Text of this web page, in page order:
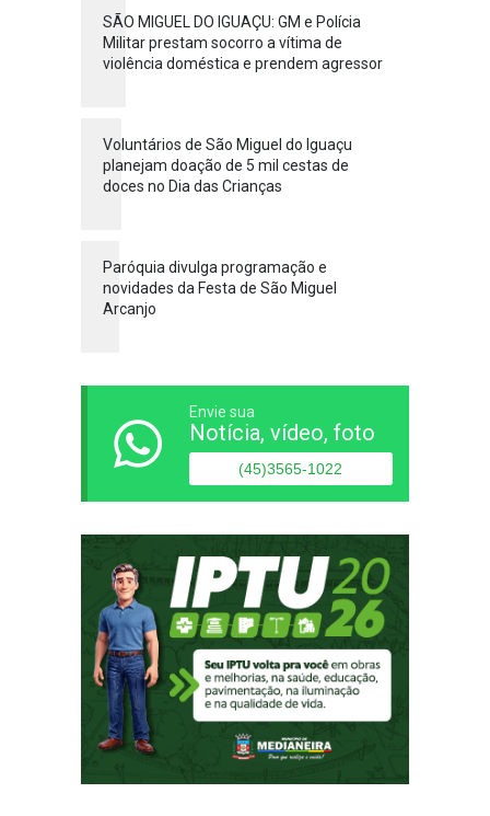
SÃO MIGUEL DO IGUAÇU: GM e Polícia
Militar prestam socorro a vítima de
violência doméstica e prendem agressor
Voluntários de São Miguel do Iguaçu
planejam doação de 5 mil cestas de
doces no Dia das Crianças
Paróquia divulga programação e
novidades da Festa de São Miguel
Arcanjo
Envie sua
Notícia, vídeo, foto
(45)3565-1022